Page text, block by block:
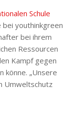
Schule
bei youthinkgreen
bei ihrem
Ressourcen
Kampf gegen
könne. „Unsere
Umweltschutz